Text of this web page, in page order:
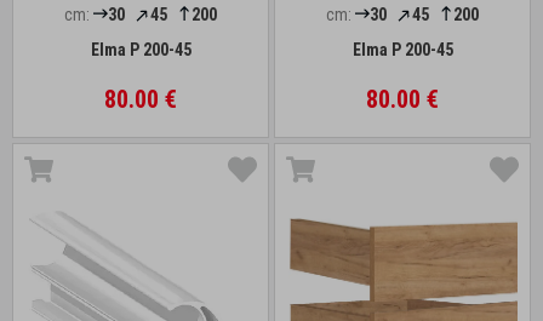
cm: 30 45
200
Elma P 200-45
80.00 €
cm: 30 45
200
Elma P 200-45
80.00 €